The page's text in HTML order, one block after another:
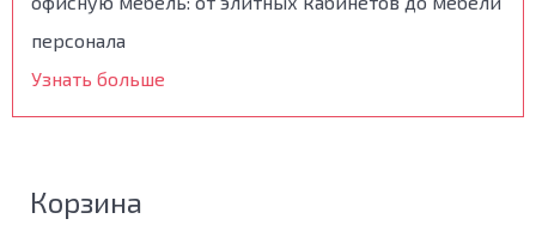
персонала
Узнать больше
Корзина